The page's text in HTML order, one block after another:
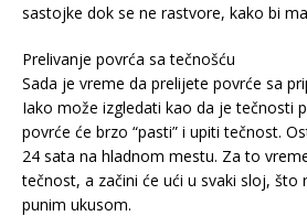
sastojke dok se ne rastvore, kako bi
Prelivanje povrća sa tečnošću
Sada je vreme da prelijete povrće sa
Iako može izgledati kao da je tečnosti
povrće će brzo “pasti” i upiti tečnost.
24 sata na hladnom mestu. Za to
tečnost, a začini će ući u svaki sloj, što
punim ukusom.